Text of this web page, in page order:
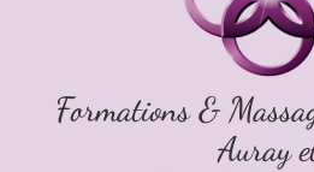
Formations &
Auray